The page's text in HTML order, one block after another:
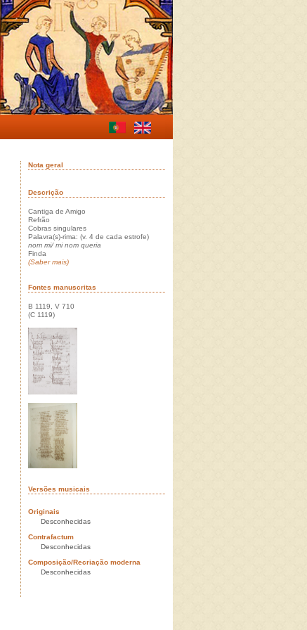
Nota geral
Descrição
Cantiga de Amigo
Refrão
Cobras singulares
Palavra(s)-rima: (v. 4 de cada estrofe)
nom mi/ mi nom queria
Finda
(Saber mais)
Fontes manuscritas
B 1119, V 710
(C 1119)
Versões musicais
Originais
Desconhecidas
Contrafactum
Desconhecidas
Composição/Recriação moderna
Desconhecidas